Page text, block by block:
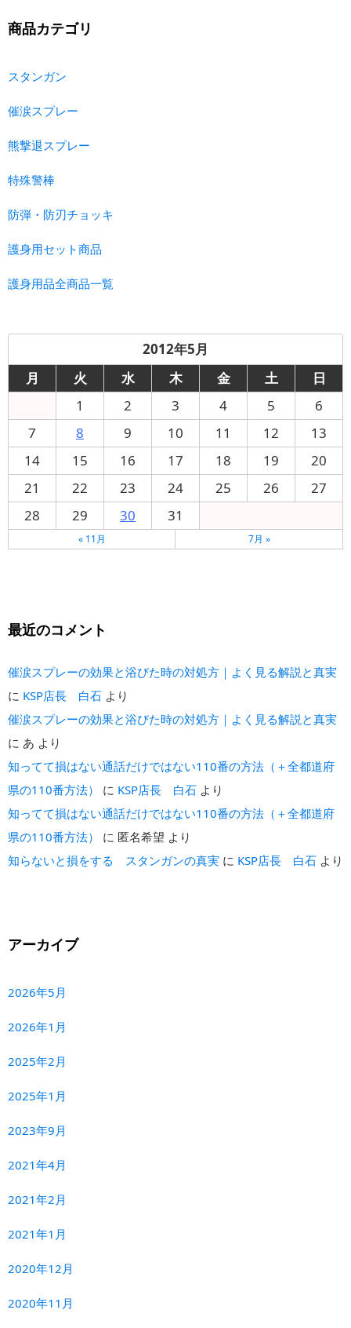
商品カテゴリ
スタンガン
催涙スプレー
熊撃退スプレー
特殊警棒
防弾・防刃チョッキ
護身用セット商品
護身用品全商品一覧
2012年5月
月
火 水 木 金 土
日
1
2 3 4 5
6
7
8 9 10 11 12
13
14
15 16 17 18 19
20
21
22 23 24 25 26
27
28
29 30 31
« 11月 7月 »
最近のコメント
催涙スプレーの効果と浴びた時の対処方｜よく見る解説と真実
に KSP店長 白石 より
催涙スプレーの効果と浴びた時の対処方｜よく見る解説と真実
に あ より
知ってて損はない通話だけではない110番の方法（＋全都道府
県の110番方法）
に KSP店長 白石 より
知ってて損はない通話だけではない110番の方法（＋全都道府
県の110番方法）
に 匿名希望 より
知らないと損をする スタンガンの真実 に KSP店長 白石 より
アーカイブ
2026年5月
2026年1月
2025年2月
2025年1月
2023年9月
2021年4月
2021年2月
2021年1月
2020年12月
2020年11月